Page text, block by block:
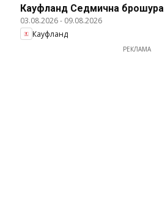
Кауфланд Cедмична брошура
03.08.2026- 09.08.2026
Кауфланд
РЕКЛАМА